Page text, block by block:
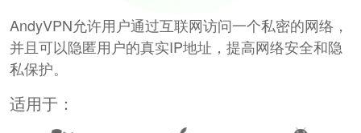
AndyVPN允许用户通过互联网访问一个私密的网络，
并且可以隐匿用户的真实IP地址，提高网络安全和隐
私保护。
适用于：